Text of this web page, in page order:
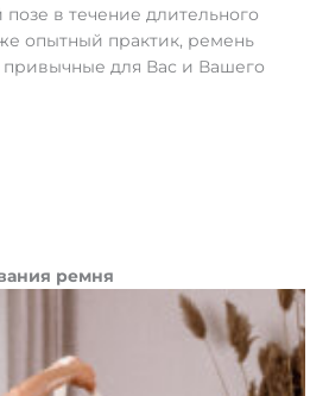
позе в течение длительного
опытный практик, ремень
для Вас и Вашего
ремня